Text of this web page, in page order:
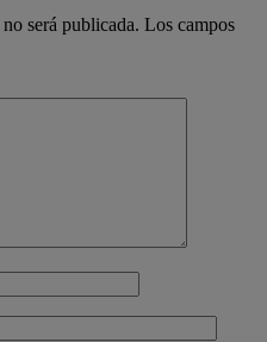
será publicada. Los campos